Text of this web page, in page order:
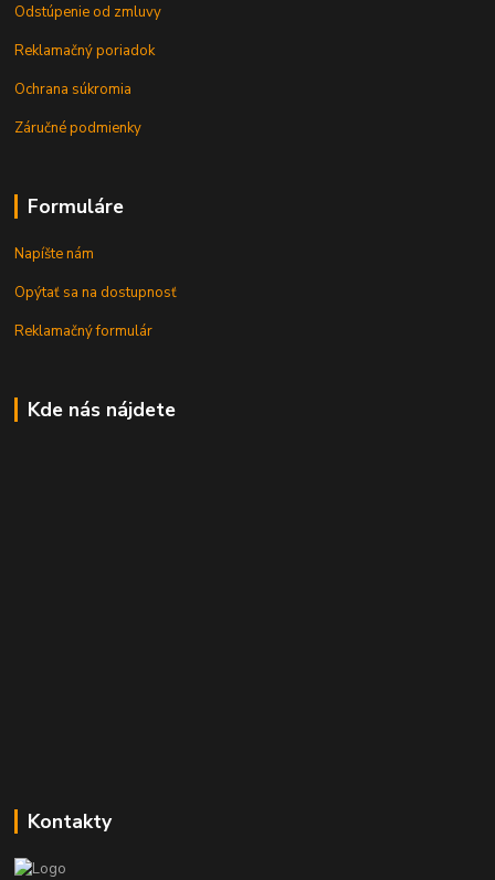
Odstúpenie od zmluvy
Reklamačný poriadok
Ochrana súkromia
Záručné podmienky
Formuláre
Napíšte nám
Opýtať sa na dostupnosť
Reklamačný formulár
Kde nás nájdete
Kontakty